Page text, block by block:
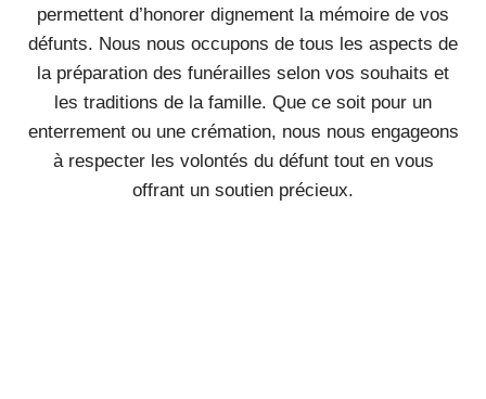
permettent d’honorer dignement la mémoire de vos
défunts. Nous nous occupons de tous les aspects de
la préparation des funérailles selon vos souhaits et
les traditions de la famille. Que ce soit pour un
enterrement ou une crémation, nous nous engageons
à respecter les volontés du défunt tout en vous
offrant un soutien précieux.